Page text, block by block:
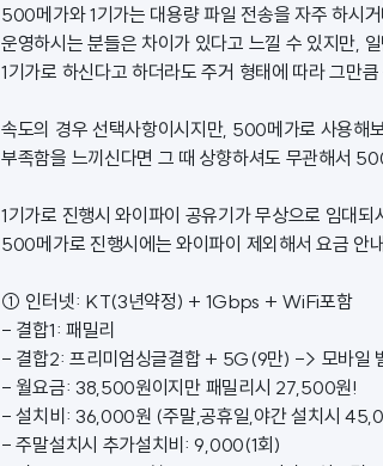
500메가와 1기가는 대용량 파일 전송을 자주 하시
운영하시는 분들은 차이가 있다고 느낄 수 있지만,
1기가로 하신다고 하더라도 주거 형태에 따라 그만
속도의 경우 선택사항이시지만, 500메가로 사용해
부족함을 느끼신다면 그 때 상향하셔도 무관해서
1기가로 진행시 와이파이 공유기가 무상으로 임대되
500메가로 진행시에는 와이파이 제외해서 요금 안
① 인터넷: KT(3년약정) + 1Gbps + WiFi포함
- 결합1: 패밀리
- 결합2: 프리미엄싱글결합 + 5G(9만) -> 모바
- 월요금: 38,500원이지만 패밀리시 27,500원!
- 설치비: 36,000원 (주말,공휴일,야간 설치시
- 주말설치시 추가설치비: 9,000(1회)